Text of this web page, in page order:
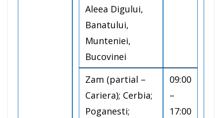
Aleea Digului,
Banatului,
Munteniei,
Bucovinei
Zam (partial –
Cariera); Cerbia;
Poganesti;
09:00
–
17:00